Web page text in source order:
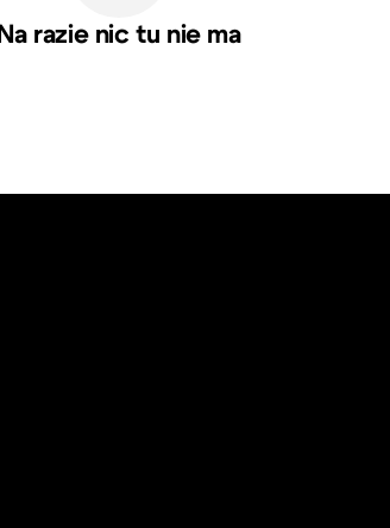
Na razie nic tu nie ma